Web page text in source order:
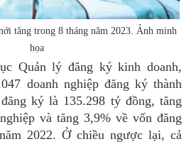
tăng trong 8 tháng năm 2023. Ảnh minh
họa
Quản lý đăng ký kinh doanh,
doanh nghiệp đăng ký thành
ký là 135.298 tỷ đồng, tăng
và tăng 3,9% về vốn đăng
2022. Ở chiều ngược lại, cả